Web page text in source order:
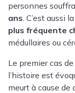
personnes
ans. C’est aussi la
plus fréquente
médullaires ou
Le premier cas
l’histoire est
meurt à cause de